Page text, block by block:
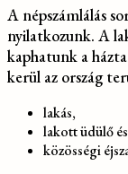
A népszámlálás
nyilatkozunk. A
kaphatunk a
kerül az ország
lakás,
lakott üdülő
közösségi